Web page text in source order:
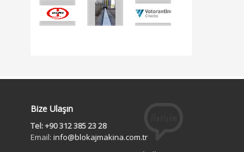
Bize Ulaşın
Tel: +90 312 385 23 28
Email: info@blokajmakina.com.tr